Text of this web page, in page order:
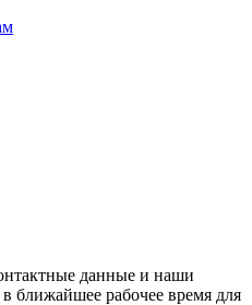
данные и наши
ближайшее рабочее время для